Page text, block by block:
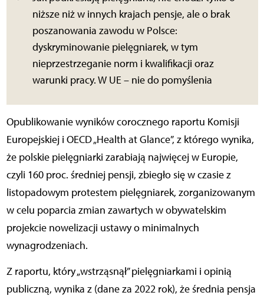
niższe niż w innych krajach pensje, ale o brak
poszanowania zawodu w Polsce:
dyskryminowanie pielęgniarek, w tym
nieprzestrzeganie norm i kwalifikacji oraz
warunki pracy. W UE – nie do pomyślenia
Opublikowanie wyników corocznego raportu Komisji
Europejskiej i OECD „Health at Glance”, z którego wynika,
że polskie pielęgniarki zarabiają najwięcej w Europie,
czyli 160 proc. średniej pensji, zbiegło się w czasie z
listopadowym protestem pielęgniarek, zorganizowanym
w celu poparcia zmian zawartych w obywatelskim
projekcie nowelizacji ustawy o minimalnych
wynagrodzeniach.
Z raportu, który „wstrząsnął” pielęgniarkami i opinią
publiczną, wynika z (dane za 2022 rok), że średnia pensja